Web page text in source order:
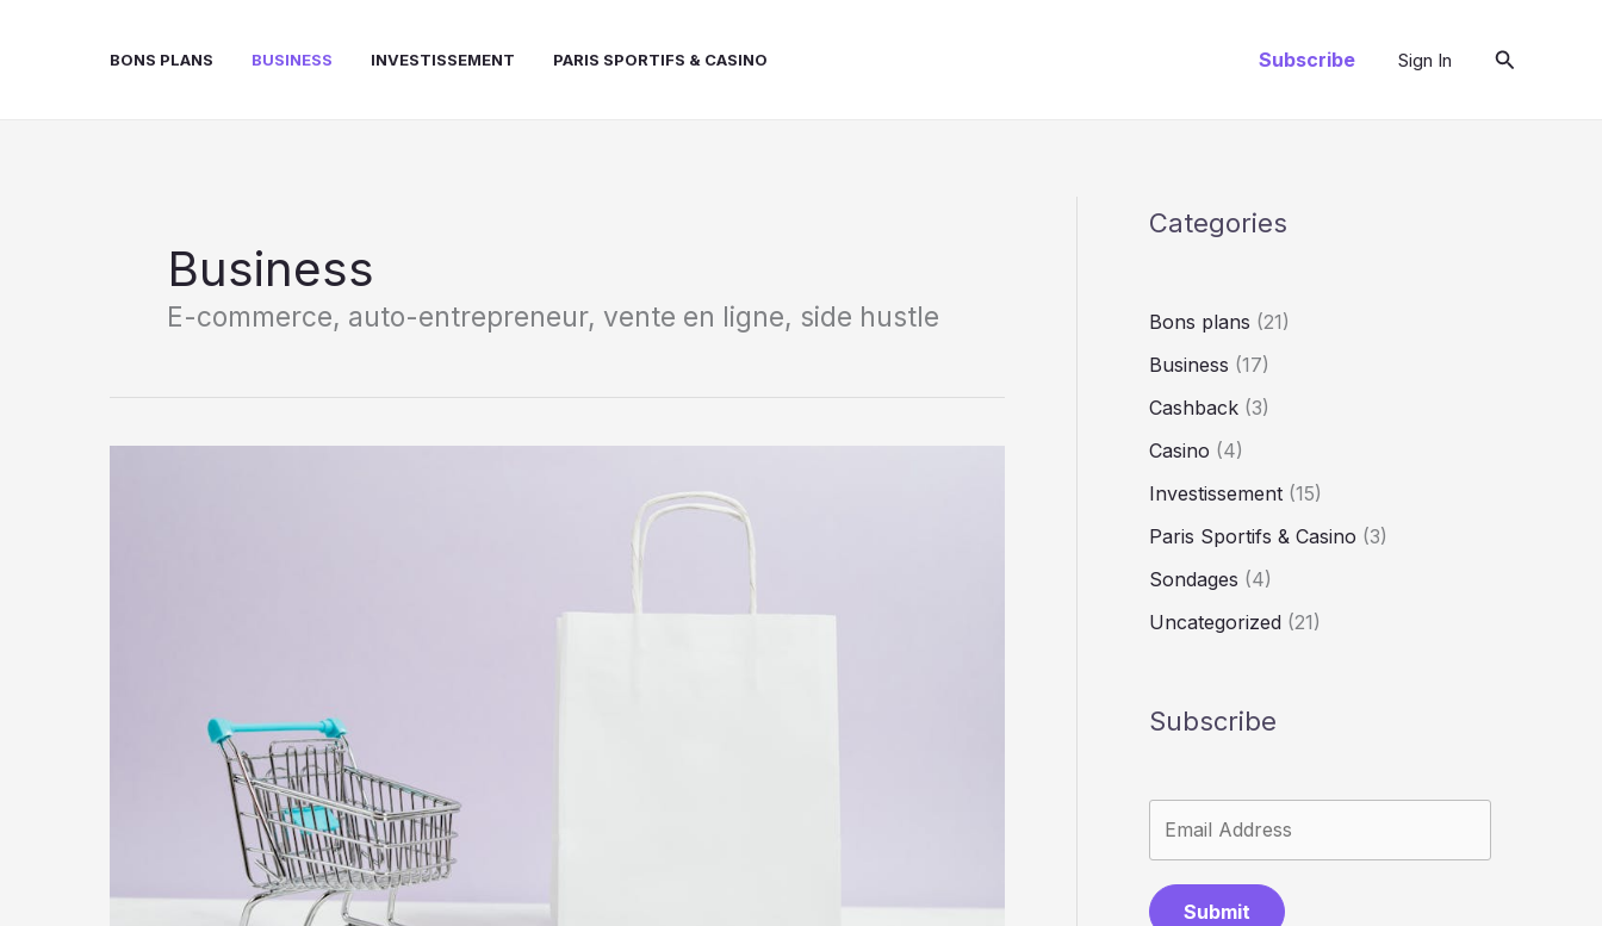
BONS PLANS BUSINESS INVESTISSEMENT PARIS SPORTIFS & CASINO Subscribe Sign In
Business
E-commerce, auto-entrepreneur, vente en ligne, side hustle
Categories
Bons plans (21)
Business (17)
Cashback (3)
Casino (4)
Investissement (15)
Paris Sportifs & Casino (3)
Sondages (4)
Uncategorized (21)
Subscribe
Submit